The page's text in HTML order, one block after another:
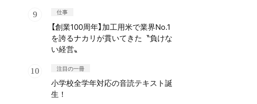
仕事
【創業100周年】加工用米で業界No.1
を誇るナカリが貫いてきた〝負けな
い経営〟
注目の一冊
小学校全学年対応の音読テキスト誕
生！